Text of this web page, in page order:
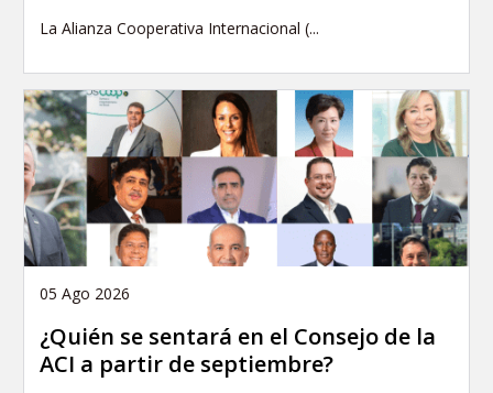
La Alianza Cooperativa Internacional (...
05 Ago 2026
¿Quién se sentará en el Consejo de la
ACI a partir de septiembre?